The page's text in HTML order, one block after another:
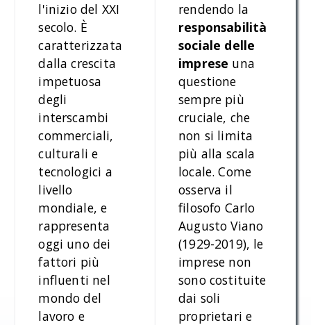
l'inizio del XXI
secolo. È
caratterizzata
dalla crescita
impetuosa
degli
interscambi
commerciali,
culturali e
tecnologici a
livello
mondiale, e
rappresenta
oggi uno dei
fattori più
influenti nel
mondo del
lavoro e
rendendo la
responsabilità
sociale delle
imprese una
questione
sempre più
cruciale, che
non si limita
più alla scala
locale. Come
osserva il
filosofo Carlo
Augusto Viano
(1929-2019), le
imprese non
sono costituite
dai soli
proprietari e